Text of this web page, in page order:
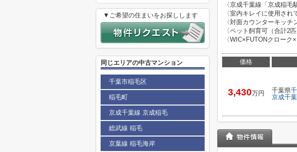
〈京成千葉線「京成稲
〈室内キレイに使用され
〈対面カウンターキッチ
〈ペット飼育可（合計2匹
〈WIC×FUTONクローク
価格
3,430万円 千葉県
京成千
▼ご希望の住まいをお探しします
同じエリアの中古マンション
千葉市稲毛区
稲毛町
京成千葉線 京成稲毛
総武線 稲毛
京葉線 稲毛海岸